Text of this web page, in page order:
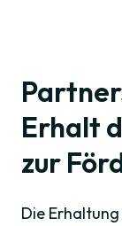
Erhalt
zur
Die